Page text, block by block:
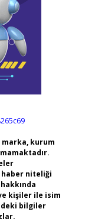
kurum
haber niteliği
kişiler ile isim
bilgiler